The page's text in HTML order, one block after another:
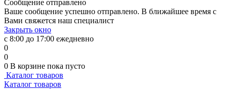
Сообщение отправлено
Ваше сообщение успешно отправлено. В ближайшее время с
Вами свяжется наш специалист
Закрыть окно
с 8:00 до 17:00 ежедневно
0
0
0 В корзине пока пусто
Каталог товаров
Каталог товаров